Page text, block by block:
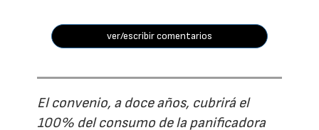
ver/escribir comentarios
El convenio, a doce años, cubrirá el
100% del consumo de la panificadora